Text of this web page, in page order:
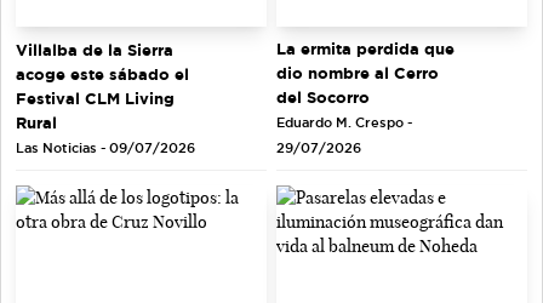
Villalba de la Sierra
acoge este sábado el
Festival CLM Living
Rural
Las Noticias - 09/07/2026
La ermita perdida que
dio nombre al Cerro
del Socorro
Eduardo M. Crespo -
29/07/2026